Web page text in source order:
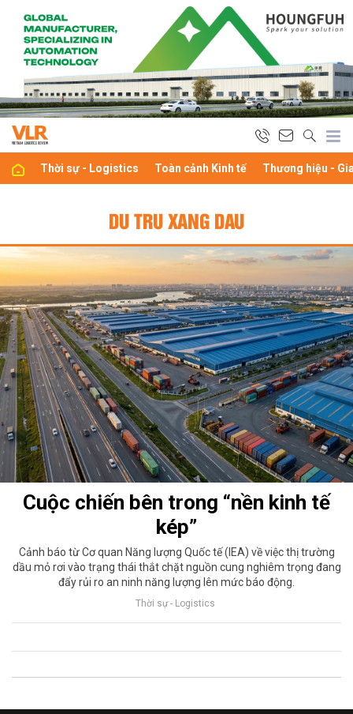
Thời sự - Logistics Toàn cảnh Kinh tế Thương hiệu -
DU TRU XANG DAU
Cuộc chiến bên trong “nền kinh tế
kép”
Cảnh báo từ Cơ quan Năng lượng Quốc tế (IEA) về việc thị trường
dầu mỏ rơi vào trạng thái thắt chặt nguồn cung nghiêm trọng đang
đẩy rủi ro an ninh năng lượng lên mức báo động.
Thời sự - Logistics